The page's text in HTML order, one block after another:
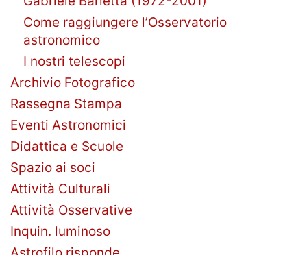
Come raggiungere l’Osservatorio
astronomico
I nostri telescopi
Archivio Fotografico
Rassegna Stampa
Eventi Astronomici
Didattica e Scuole
Spazio ai soci
Attività Culturali
Attività Osservative
Inquin. luminoso